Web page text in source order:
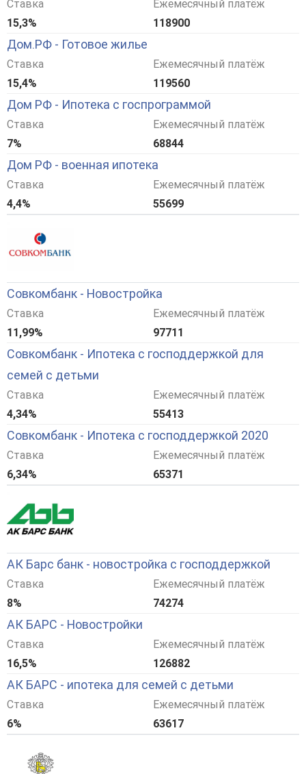
Ставка
15,3%
Ежемесячный платёж
118900
Дом.РФ - Готовое жилье
Ставка
15,4%
Ежемесячный платёж
119560
Дом РФ - Ипотека с госпрограммой
Ставка
7%
Ежемесячный платёж
68844
Дом РФ - военная ипотека
Ставка
4,4%
Ежемесячный платёж
55699
Совкомбанк - Новостройка
Ставка
11,99%
Ежемесячный платёж
97711
Совкомбанк - Ипотека с господдержкой для
семей с детьми
Ставка
4,34%
Ежемесячный платёж
55413
Совкомбанк - Ипотека с господдержкой 2020
Ставка
6,34%
Ежемесячный платёж
65371
АК Барс банк - новостройка с господдержкой
Ставка
8%
Ежемесячный платёж
74274
АК БАРС - Новостройки
Ставка
16,5%
Ежемесячный платёж
126882
АК БАРС - ипотека для семей с детьми
Ставка
6%
Ежемесячный платёж
63617